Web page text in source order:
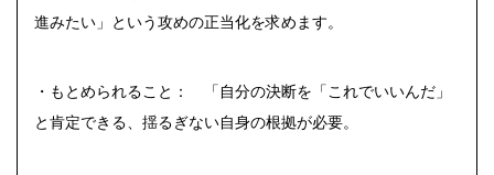
進みたい」という攻めの正当化を求めます。
・もとめられること： 「自分の決断を「これでいいんだ」
と肯定できる、揺るぎない自身の根拠が必要。